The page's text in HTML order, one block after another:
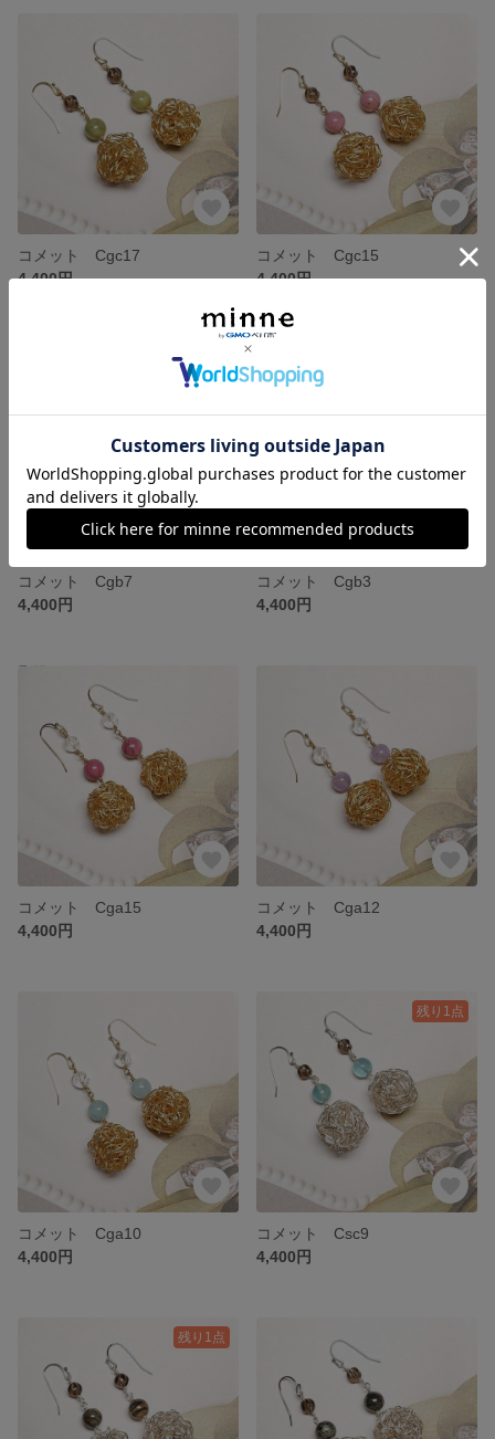
コメット Cgc17
4,400円
コメット Cgc15
4,400円
残り1点
コメット Cgb7
4,400円
コメット Cgb3
4,400円
コメット Cga15
4,400円
コメット Cga12
4,400円
コメット Cga10
4,400円
残り1点
コメット Csc9
4,400円
残り1点